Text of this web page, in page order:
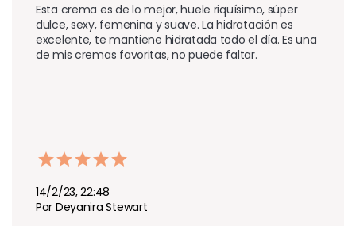
Esta crema es de lo mejor, huele riquísimo, súper
dulce, sexy, femenina y suave. La hidratación es
excelente, te mantiene hidratada todo el día. Es una
de mis cremas favoritas, no puede faltar.
14/2/23, 22:48
Por Deyanira Stewart